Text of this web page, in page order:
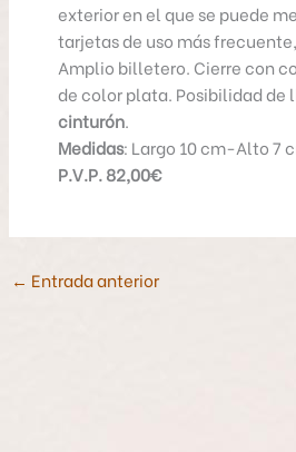
exterior en el que se puede
tarjetas de uso más
Amplio billetero. Cierre con
de color plata. Posibilidad de
cinturón.
Medidas: Largo 10 cm-Alto 7
P.V.P. 82,00€
← Entrada anterior